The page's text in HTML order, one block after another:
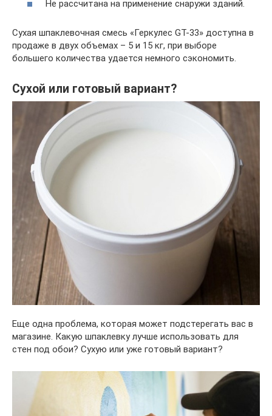
Не рассчитана на применение снаружи зданий.
Сухая шпаклевочная смесь «Геркулес GT-33» доступна в
продаже в двух объемах – 5 и 15 кг, при выборе
большего количества удается немного сэкономить.
Сухой или готовый вариант?
Еще одна проблема, которая может подстерегать вас в
магазине. Какую шпаклевку лучше использовать для
стен под обои? Сухую или уже готовый вариант?